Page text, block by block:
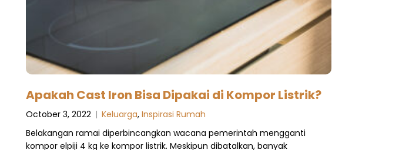
Apakah Cast Iron Bisa Dipakai di Kompor Listrik?
October 3, 2022 | Keluarga, Inspirasi Rumah
Belakangan ramai diperbincangkan wacana pemerintah mengganti
kompor elpiji 4 kg ke kompor listrik. Meskipun dibatalkan, banyak